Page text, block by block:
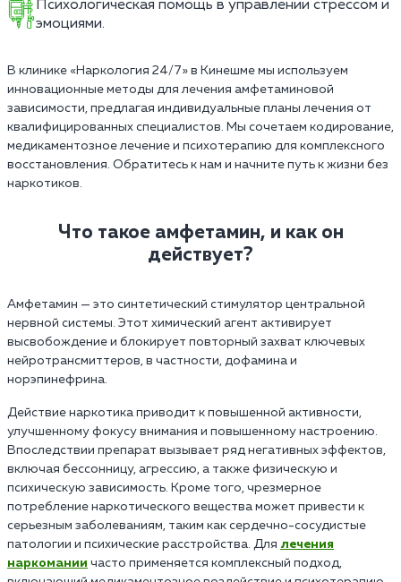
Психологическая помощь в управлении стрессом и
эмоциями.
В клинике «Наркология 24/7» в Кинешме мы используем
инновационные методы для лечения амфетаминовой
зависимости, предлагая индивидуальные планы лечения от
квалифицированных специалистов. Мы сочетаем кодирование,
медикаментозное лечение и психотерапию для комплексного
восстановления. Обратитесь к нам и начните путь к жизни без
наркотиков.
Что такое амфетамин, и как он
действует?
Амфетамин — это синтетический стимулятор центральной
нервной системы. Этот химический агент активирует
высвобождение и блокирует повторный захват ключевых
нейротрансмиттеров, в частности, дофамина и
норэпинефрина.
Действие наркотика приводит к повышенной активности,
улучшенному фокусу внимания и повышенному настроению.
Впоследствии препарат вызывает ряд негативных эффектов,
включая бессонницу, агрессию, а также физическую и
психическую зависимость. Кроме того, чрезмерное
потребление наркотического вещества может привести к
серьезным заболеваниям, таким как сердечно-сосудистые
патологии и психические расстройства. Для лечения
наркомании часто применяется комплексный подход,